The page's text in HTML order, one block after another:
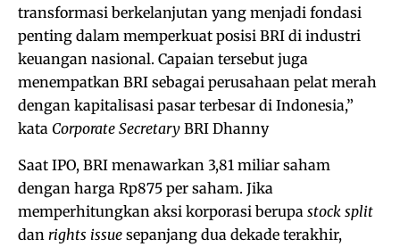
transformasi berkelanjutan yang menjadi fondasi
penting dalam memperkuat posisi BRI di industri
keuangan nasional. Capaian tersebut juga
menempatkan BRI sebagai perusahaan pelat merah
dengan kapitalisasi pasar terbesar di Indonesia,”
kata Corporate Secretary BRI Dhanny
Saat IPO, BRI menawarkan 3,81 miliar saham
dengan harga Rp875 per saham. Jika
memperhitungkan aksi korporasi berupa stock split
dan rights issue sepanjang dua dekade terakhir,